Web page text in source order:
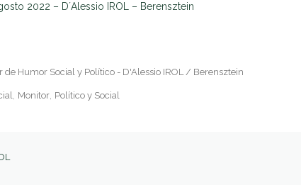
2022 – D´Alessio IROL – Berensztein
de Humor Social y Político - D'Alessio IROL / Berensztein
Monitor Político y Social